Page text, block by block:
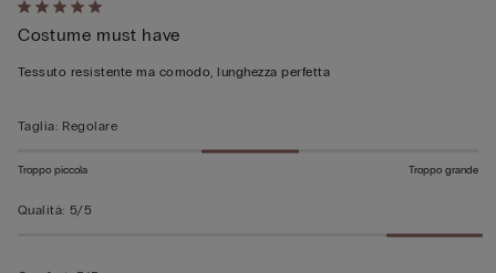
Valutato
5
su
Costume must have
Tessuto resistente ma comodo, lunghezza perfetta
Taglia: Regolare
Troppo piccola Troppo grande
Qualità: 5/5